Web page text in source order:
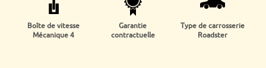
Boîte de vitesse
Mécanique 4
Garantie
contractuelle
Type de carrosserie
Roadster